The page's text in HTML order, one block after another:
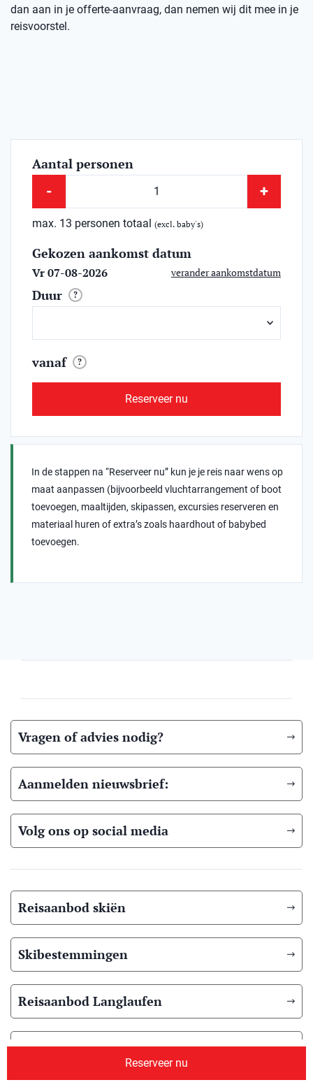
dan aan in je offerte-aanvraag, dan nemen wij dit mee in je
reisvoorstel.
Aantal personen
- +
max. 13 personen totaal (excl. baby's)
Gekozen aankomst datum
Vr 07-08-2026 verander aankomstdatum
Duur ?
vanaf ?
Reserveer nu
In de stappen na “Reserveer nu” kun je je reis naar wens op
maat aanpassen (bijvoorbeeld vluchtarrangement of boot
toevoegen, maaltijden, skipassen, excursies reserveren en
materiaal huren of extra’s zoals haardhout of babybed
toevoegen.
Reserveer nu
Vragen of advies nodig?
Aanmelden nieuwsbrief:
Volg ons op social media
Reisaanbod skiën
Skibestemmingen
Reisaanbod Langlaufen
Langlauf bestemmingen